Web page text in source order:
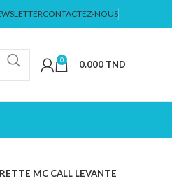
CONTACTEZ-NOUS
0 0.000 TND
MC CALL LEVANTE